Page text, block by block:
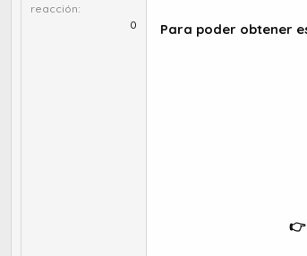
reacción
0
Para poder obtener
👉